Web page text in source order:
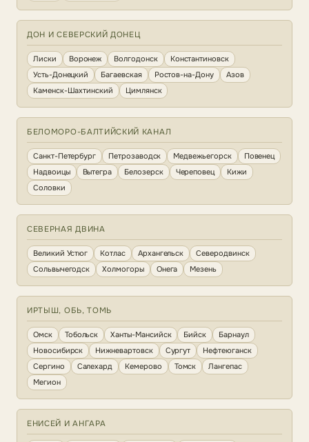
ДОН И СЕВЕРСКИЙ ДОНЕЦ
Лиски Воронеж Волгодонск
Константиновск
Усть-Донецкий
Багаевская Ростов-на-Дону
Азов
Каменск-Шахтинский
Цимлянск
БЕЛОМОРО-БАЛТИЙСКИЙ КАНАЛ
Санкт-Петербург Петрозаводск Медвежьегорск
Повенец
Надвоицы
Вытегра Белозерск Череповец
Кижи
Соловки
СЕВЕРНАЯ ДВИНА
Великий Устюг Котлас Архангельск
Северодвинск
Сольвычегодск
Холмогоры Онега Мезень
ИРТЫШ, ОБЬ, ТОМЬ
Омск Тобольск Ханты-Мансийск Бийск
Барнаул
Новосибирск
Нижневартовск Сургут
Нефтеюганск
Сергино
Салехард Кемерово Томск
Лангепас
Мегион
ЕНИСЕЙ И АНГАРА